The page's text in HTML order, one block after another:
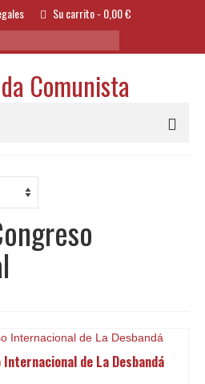
Su carrito- 0,00€
de La Desbandá